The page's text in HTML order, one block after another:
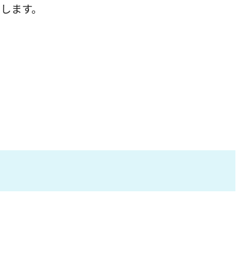
ます。